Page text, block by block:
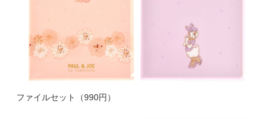
ファイルセット（990円）